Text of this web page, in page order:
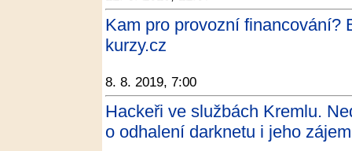
Kam pro provozní financování?
kurzy.cz
8. 8. 2019, 7:00
Hackeři ve službách Kremlu.
o odhalení darknetu i jeho